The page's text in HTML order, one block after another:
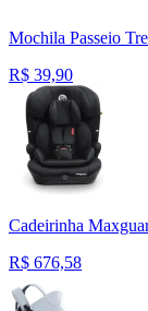
Mochila Passeio
R$ 39,90
Cadeirinha
R$ 676,58